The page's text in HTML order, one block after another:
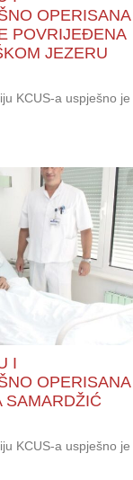
OPERISANA
POVRIJEĐENA
JEZERU
KCUS-a uspješno je
I
OPERISANA
SAMARDŽIĆ
KCUS-a uspješno je